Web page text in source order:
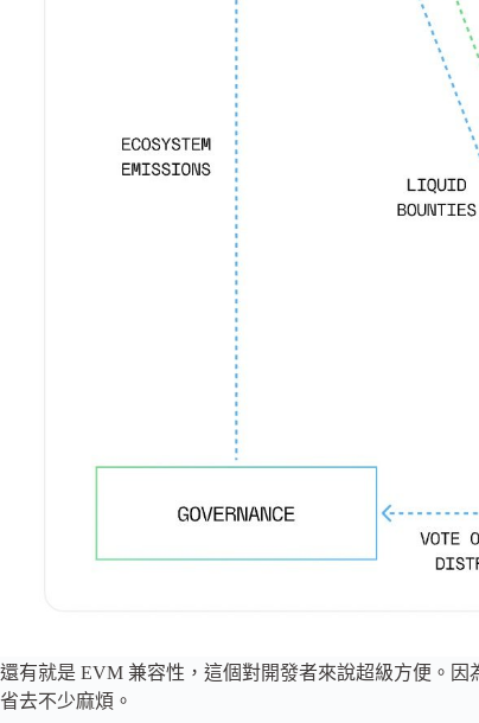
還有就是 EVM 兼容性，這個對開發者來說超級方便。因
省去不少麻煩。